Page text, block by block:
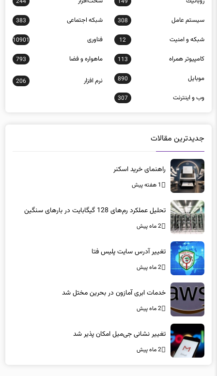
سيستم عامل 308 شبكه اجتماعی 383
شبكه و امنيت 12 فناوری 10901
كامپيوتر همراه 113 ماهواره و فضا 793
موبايل 890
206
وب و اينترنت 307
راهنمای خرید اسکنر
1 هفته پیش
2 ماه پیش
2 ماه پیش
2 ماه پیش
2 ماه پیش